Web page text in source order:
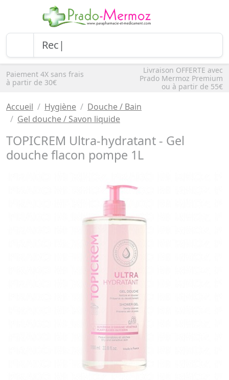
Paiement 4X sans frais
à partir de 30€
Livraison OFFERTE avec
Prado Mermoz Premium
ou à partir de 55€
Accueil Hygiène
Douche / Bain
Gel douche / Savon liquide
TOPICREM Ultra-hydratant - Gel
douche flacon pompe 1L